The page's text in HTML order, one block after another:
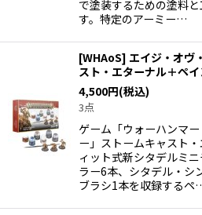
で塗装するための塗料
す。特定のアーミー…
[WHAoS] エイジ・オヴ
スト・エターナル＋ペ
4,500円(税込)
3点
ゲーム「ウォーハンマ
ー」ストームキャスト
ィット式新シタデルミ
ラー6本、シタデル・シ
ブラシ1本を収録するペ